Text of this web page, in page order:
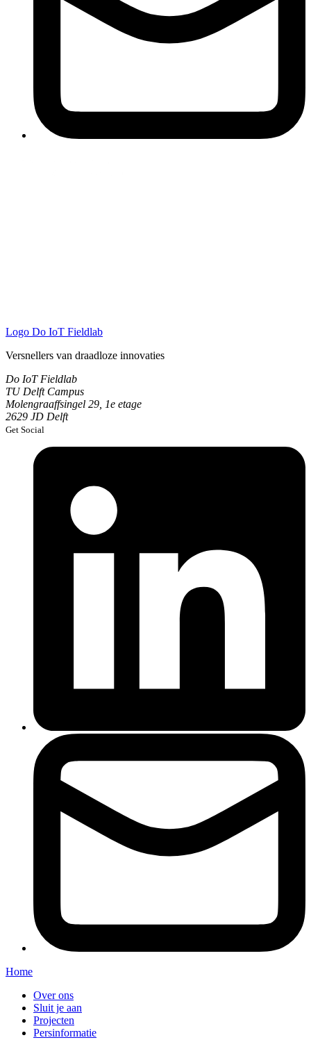
Logo Do IoT Fieldlab
Versnellers van draadloze innovaties
Do IoT Fieldlab
TU Delft Campus
Molengraaffsingel 29, 1e etage
2629 JD Delft
Get Social
Home
Over ons
Sluit je aan
Projecten
Persinformatie